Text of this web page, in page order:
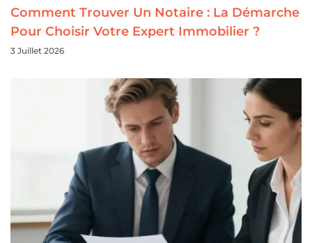
Comment Trouver Un Notaire : La Démarche
Pour Choisir Votre Expert Immobilier ?
3 Juillet 2026